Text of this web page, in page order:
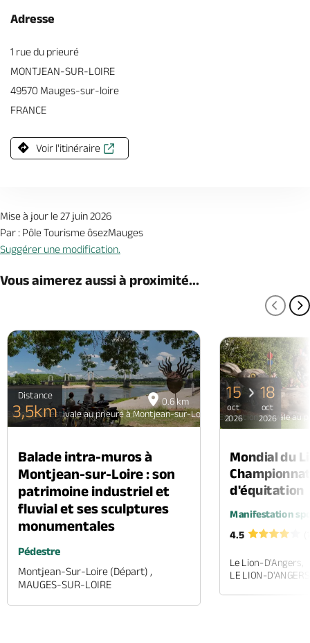
Le23 août 2026
Le27 août 2026 , de 14:30 à 18:30
Le28 août 2026
Le29 août 2026, de 14:30 à 18:30
Le30 août 2026, de 14:30 à 18:30
Adresse
1 rue du prieuré
MONTJEAN-SUR-LOIRE
49570 Mauges-sur-loire
FRANCE
Voir l'itinéraire
Mise à jour le 27 juin 2026
Par : Pôle Tourisme ôsezMauges
Suggérer une modification.
Vous aimerez aussi à proximité...
0.6 km
Exposition estivale au prieuré à Montjean-sur-Loire
Distance
3,5km
Balade intra-muros à
Montjean-sur-Loire : son
patrimoine industriel et
fluvial et ses sculptures
monumentales
Pédestre
Montjean-Sur-Loire (départ) ,
MAUGES-SUR-LOIRE
Exposition estivale au
15
oct
2026
18
oct
2026
Mondial du
d'équitation
Manifestation
4.5
Le Lion-D'Angers,
LE LION-D'ANGERS